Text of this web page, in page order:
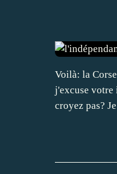
Voilà: la
j'excuse votre
croyez pas?